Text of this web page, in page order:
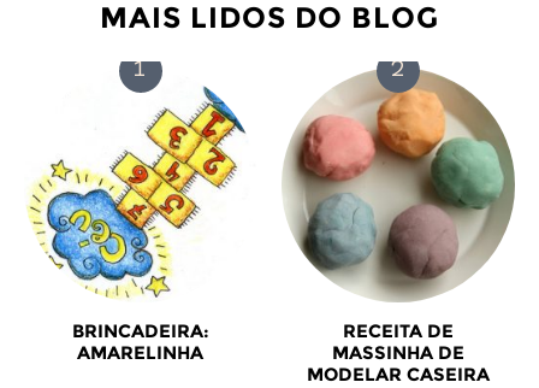
MAIS LIDOS DO BLOG
BRINCADEIRA:
AMARELINHA
RECEITA DE
MASSINHA DE
MODELAR CASEIRA